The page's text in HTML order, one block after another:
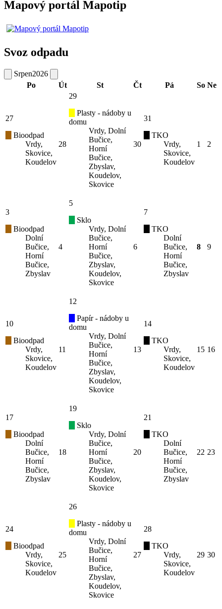
Mapový portál Mapotip
Svoz odpadu
Srpen2026
Po
Út St Čt Pá So Ne
27
Bioodpad
Vrdy,
Skovice,
Koudelov
28
29
Plasty - nádoby u
domu
Vrdy, Dolní
Bučice,
Horní
Bučice,
Zbyslav,
Koudelov,
Skovice
30
31
TKO
Vrdy,
Skovice,
Koudelov
1 2
3
Bioodpad
Dolní
Bučice,
Horní
Bučice,
Zbyslav
4
5
Sklo
Vrdy, Dolní
Bučice,
Horní
Bučice,
Zbyslav,
Koudelov,
Skovice
6
7
TKO
Dolní
Bučice,
Horní
Bučice,
Zbyslav
8 9
10
Bioodpad
Vrdy,
Skovice,
Koudelov
11
12
Papír - nádoby u
domu
Vrdy, Dolní
Bučice,
Horní
Bučice,
Zbyslav,
Koudelov,
Skovice
13
14
TKO
Vrdy,
Skovice,
Koudelov
15 16
17
Bioodpad
Dolní
Bučice,
Horní
Bučice,
Zbyslav
18
19
Sklo
Vrdy, Dolní
Bučice,
Horní
Bučice,
Zbyslav,
Koudelov,
Skovice
20
21
TKO
Dolní
Bučice,
Horní
Bučice,
Zbyslav
22 23
24
Bioodpad
Vrdy,
Skovice,
Koudelov
25
26
Plasty - nádoby u
domu
Vrdy, Dolní
Bučice,
Horní
Bučice,
Zbyslav,
Koudelov,
Skovice
27
28
TKO
Vrdy,
Skovice,
Koudelov
29 30